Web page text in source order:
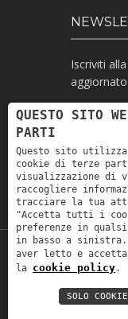
Iscriviti
aggiornato
Ho
finalità ivi
Privacy
QUESTO SITO
PARTI
Questo sito
cookie di terze
visualizzazione di
raccogliere
tracciare la tua
"Accetta tutti i
preferenze in
in basso a sinistra.
aver letto e
la cookie policy.
SOLO